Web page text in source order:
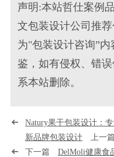
声明:本站哲仕案例
文包装设计公司推
为"包装设计咨询”
鉴，如有侵权、错
系本站删除。
Natury果干包装设计：
新品牌包装设计上一篇
下一篇 DelMoli健康食